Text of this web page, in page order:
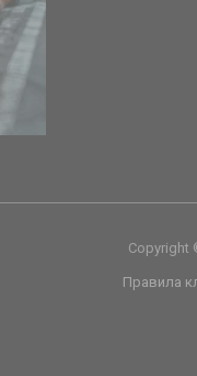
Copyright
Правила